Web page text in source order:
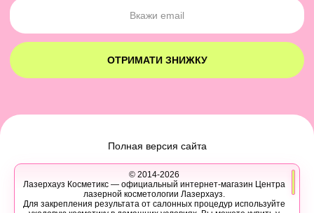
ОТРИМАТИ ЗНИЖКУ
Полная версия сайта
© 2014-2026
Лазерхауз Косметикс — официальный интернет-магазин Центра
лазерной косметологии Лазерхауз.
Для закрепления результата от салонных процедур используйте